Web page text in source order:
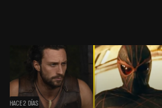
HACE 2 DÍAS